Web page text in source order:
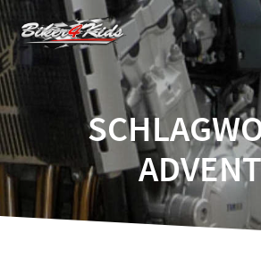
Zum
Inhalt
springen
ADVENT